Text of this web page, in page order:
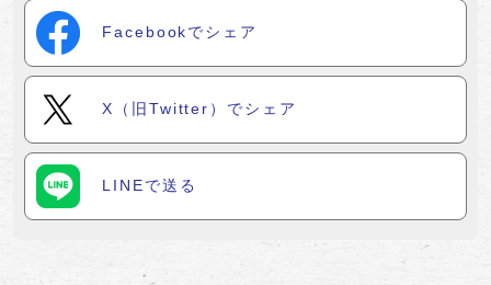
Facebookでシェア
X（旧Twitter）でシェア
LINEで送る